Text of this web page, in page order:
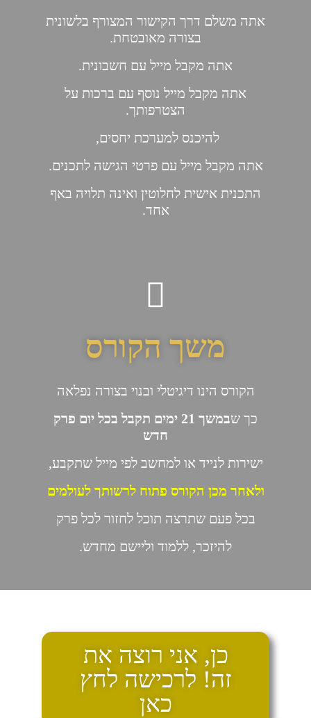
אתה משלם דרך הקישור המצורף בלשונית
בצורה מאובטחת.
אתה מקבל מייל עם חשבונית.
אתה מקבל מייל נוסף עם ברכות על
הצטרפותך.
להיכנס למערכת יחסים,
אתה מקבל מייל עם פרטי הגישה לתכנים.
התכנית אישית לחלוטין ואינה תלויה באף
אחד.
משך הקורס
הקורס הינו דיגיטלי ובנוי בצורה נפלאה
כך ש
במשך 21 ימים תקבל בכל יום פרק
חדש
ישירות לנייד או למחשב לפי מייל שתקבע,
ולאחר מכן הקורס פתוח לרשותך לעולמים
בכל פעם שתרצה תוכל לחזור לכל פרק
להיזכר, ללמוד וליישם מחדש.
כן, אני רוצה את
זה! לרכישה לחץ
כאן